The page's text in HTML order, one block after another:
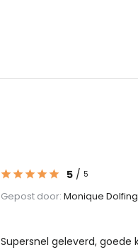
5/ 5
Gepost door: Monique Dolfing
Supersnel geleverd,